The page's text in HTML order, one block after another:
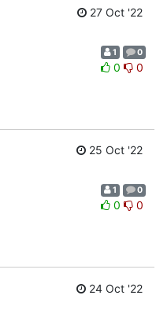
27 Oct '22
1 0
0 0
25 Oct '22
1 0
0 0
24 Oct '22